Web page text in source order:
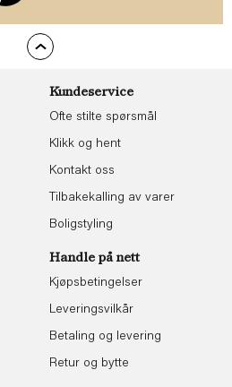
Kundeservice
Ofte stilte spørsmål
Klikk og hent
Kontakt oss
Tilbakekalling av varer
Boligstyling
Handle på nett
Kjøpsbetingelser
Leveringsvilkår
Betaling og levering
Retur og bytte